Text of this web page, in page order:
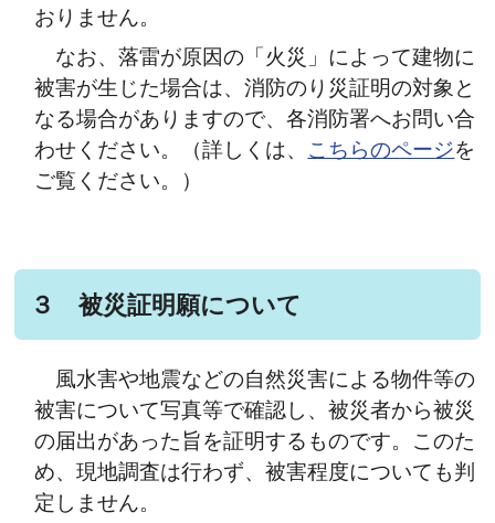
おりません。
なお、落雷が原因の「火災」によって建物に
被害が生じた場合は、消防のり災証明の対象と
なる場合がありますので、各消防署へお問い合
わせください。（詳しくは、 こちらのページを
ご覧ください。）
３ 被災証明願について
風水害や地震などの自然災害による物件等の
被害について写真等で確認し、被災者から被災
の届出があった旨を証明するものです。このた
め、現地調査は行わず、被害程度についても判
定しません。